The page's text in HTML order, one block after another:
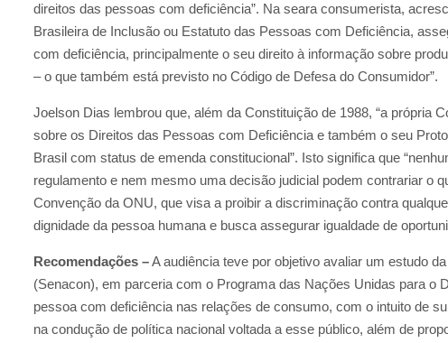
direitos das pessoas com deficiência”. Na seara consumerista,
Brasileira de Inclusão ou Estatuto das Pessoas com Deficiência,
com deficiência, principalmente o seu direito à informação sobre
– o que também está previsto no Código de Defesa do Consumidor”.
Joelson Dias lembrou que, além da Constituição de 1988, “a própria
sobre os Direitos das Pessoas com Deficiência e também o seu
Brasil com status de emenda constitucional”. Isto significa que
regulamento e nem mesmo uma decisão judicial podem contrariar o
Convenção da ONU, que visa a proibir a discriminação contra
dignidade da pessoa humana e busca assegurar igualdade de
Recomendações –A audiência teve por objetivo avaliar um estudo
(Senacon), em parceria com o Programa das Nações Unidas para o
pessoa com deficiência nas relações de consumo, com o intuito de
na condução de política nacional voltada a esse público, além de